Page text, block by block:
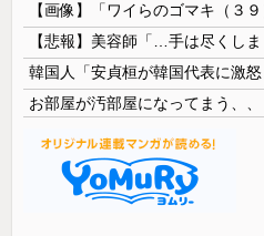
【画像】「ワイらのゴマキ（３９
【悲報】美容師「…手は尽くし
お部屋が汚部屋になってまう、、